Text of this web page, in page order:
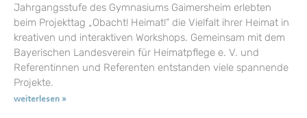
Jahrgangsstufe des Gymnasiums Gaimersheim erlebten
beim Projekttag „Obacht! Heimat!“ die Vielfalt ihrer Heimat in
kreativen und interaktiven Workshops. Gemeinsam mit dem
Bayerischen Landesverein für Heimatpflege e. V. und
Referentinnen und Referenten entstanden viele spannende
Projekte.
weiterlesen »